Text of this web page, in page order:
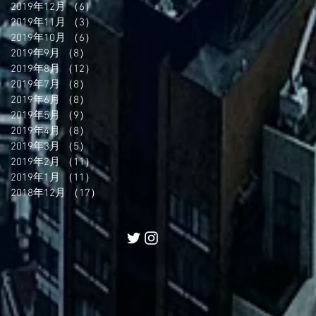
2019年12月 （6） 6件の記事
2019年11月
（3）3件の記事
2019年10月
（6）
6件の記事
2019年9月
（8）
2019年8月
（12）
2019年7月
（8）
2019年6月
（8）
2019年5月
（9）
2019年4月 （8）
2019年3月
（5）
5件の記事
2019年2月
（11） 11件の記事
2019年1月
（11） 11件の記事
2018年12月
（17）